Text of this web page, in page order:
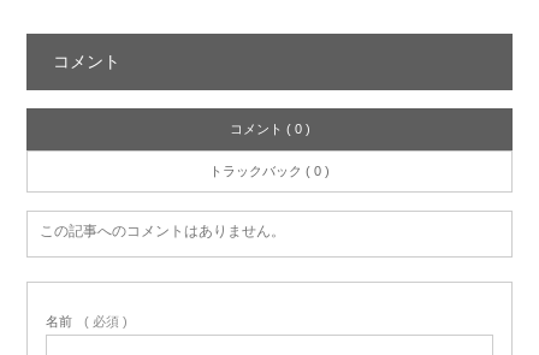
コメント
コメント ( 0 )
トラックバック ( 0 )
この記事へのコメントはありません。
名前 ( 必須 )